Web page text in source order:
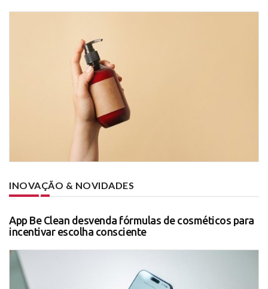
INOVAÇÃO & NOVIDADES
App Be Clean desvenda fórmulas de cosméticos para
incentivar escolha consciente